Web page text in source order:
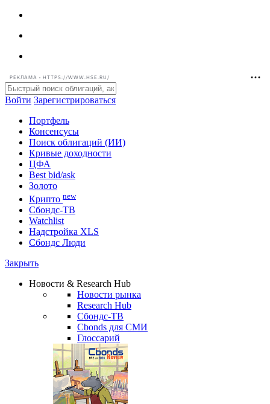
РЕКЛАМА • HTTPS://WWW.HSE.RU/
Войти Зарегистрироваться
Портфель
Консенсусы
Поиск облигаций (ИИ)
Кривые доходности
ЦФА
Best bid/ask
Золото
Крипто new
Watchlist
Сбондс Люди
Новости & Research Hub
Новости рынка
Research Hub
Сбондс-ТВ
Cbonds для СМИ
Глоссарий